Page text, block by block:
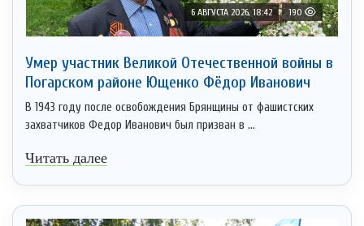
6 АВГУСТА 2026, 18:42 190
Умер участник Великой Отечественной войны в
Погарском районе Ющенко Фёдор Иванович
В 1943 году после освобождения Брянщины от фашистских
захватчиков Федор Иванович был призван в ...
Читать далее